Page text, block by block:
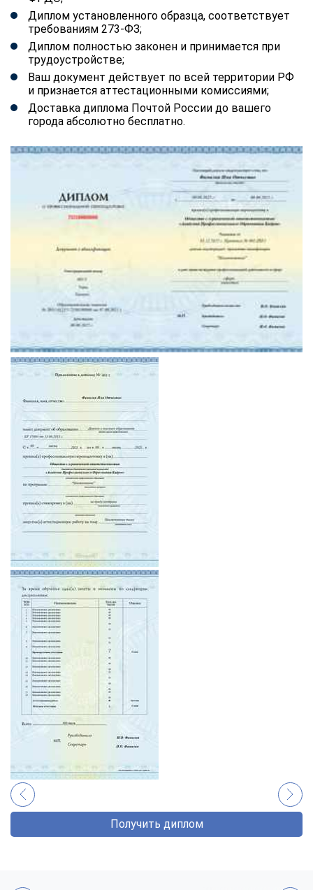
Диплом установленного образца, соответствует
требованиям 273-ФЗ;
Диплом полностью законен и принимается при
трудоустройстве;
Ваш документ действует по всей территории РФ
и признается аттестационными комиссиями;
Доставка диплома Почтой России до вашего
города абсолютно бесплатно.
Получить диплом